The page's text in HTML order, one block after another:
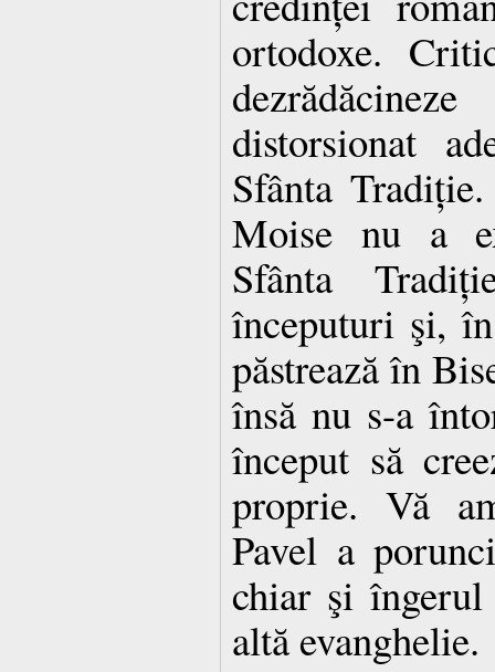
ortodoxe.
distorsionat
Sfânta
Moise nu a
Sfânta
începuturi şi,
păstrează în
însă nu s-a
început să
proprie. Vă
Pavel a
chiar şi
altă evanghelie.